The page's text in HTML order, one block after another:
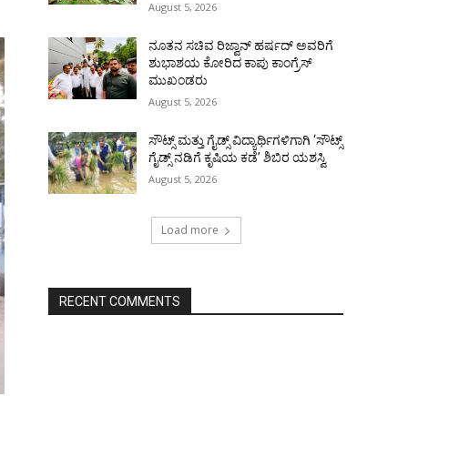
August 5, 2026
ನೂತನ ಸಚಿವ ರಿಜ್ವಾನ್ ಹರ್ಷದ್ ಅವರಿಗೆ
ಶುಭಾಶಯ ಕೋರಿದ ಕಾಪು ಕಾಂಗ್ರೆಸ್
ಮುಖಂಡರು
August 5, 2026
ಸೌಟ್ಸ್ ಮತ್ತು ಗೈಡ್ಸ್ ವಿದ್ಯಾರ್ಥಿಗಳಿಗಾಗಿ ‘ಸೌಟ್ಸ್
ಗೈಡ್ಸ್ ನಡಿಗೆ ಕೃಷಿಯ ಕಡೆ’ ಶಿಬಿರ ಯಶಸ್ವಿ
August 5, 2026
Load more
RECENT COMMENTS